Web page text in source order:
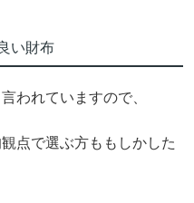
い財布
われていますので、
点で選ぶ方ももしかした